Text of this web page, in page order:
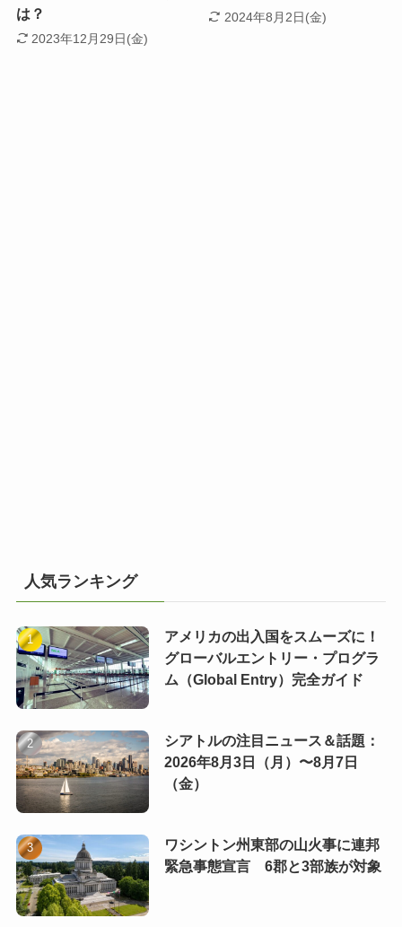
は？
2023年12月29日(金)
2024年8月2日(金)
人気ランキング
アメリカの出入国をスムーズに！
グローバルエントリー・プログラ
ム（Global Entry）完全ガイド
シアトルの注目ニュース＆話題：
2026年8月3日（月）〜8月7日
（金）
ワシントン州東部の山火事に連邦
緊急事態宣言 6郡と3部族が対象